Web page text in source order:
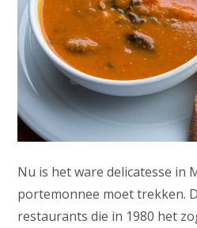
Nu is het ware delicatesse in
portemonnee moet trekken.
restaurants die in 1980 het